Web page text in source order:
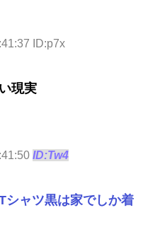
ID:p7x
現実
ID:Tw4
シャツ黒は家でしか着